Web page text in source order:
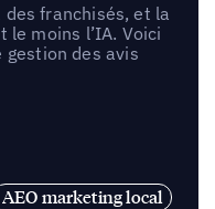
franchisés, et la
moins l’IA. Voici
des avis
AEO marketing local